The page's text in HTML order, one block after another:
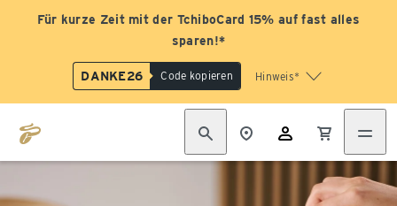
Für kurze Zeit mit der TchiboCard 15% auf fast alles
sparen!*
DANKE26 Code kopieren Hinweis*